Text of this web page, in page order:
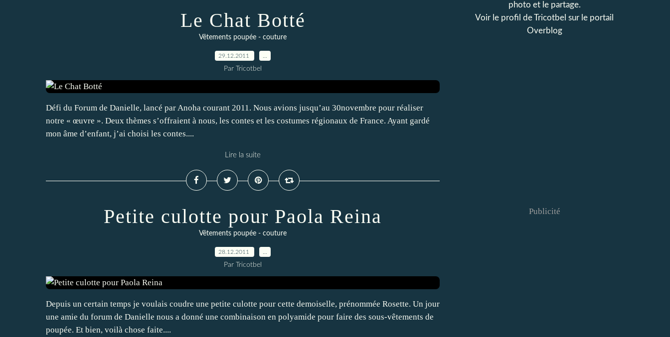
Le Chat Botté
Vêtements poupée - couture
29.12.2011
Par Tricotbel
Défi du Forum de Danielle, lancé par Anoha courant 2011. Nous avions jusqu’au 30novembre pour réaliser
notre « œuvre ». Deux thèmes s’offraient à nous, les contes et les costumes régionaux de France. Ayant gardé
mon âme d’enfant, j’ai choisi les contes....
Lire la suite
Petite culotte pour Paola Reina
Vêtements poupée - couture
28.12.2011
Par Tricotbel
Depuis un certain temps je voulais coudre une petite culotte pour cette demoiselle, prénommée Rosette. Un jour
une amie du forum de Danielle nous a donné une combinaison en polyamide pour faire des sous-vêtements de
poupée. Et bien, voilà chose faite....
photo et le partage.
Voir le profil deTricotbel sur le portail
Overblog
Publicité